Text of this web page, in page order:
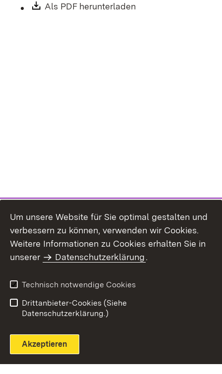
Download:
Als PDF herunterladen
Themenübersicht
Um unsere Website für Sie optimal gestalten und
verbessern zu können, verwenden wir Cookies.
Weitere Informationen zu Cookies erhalten Sie in
unserer
Datenschutzerklärung.
Technisch notwendige Cookies
Drittanbieter-Cookies (Siehe
Datenschutzerklärung.)
Akzeptieren